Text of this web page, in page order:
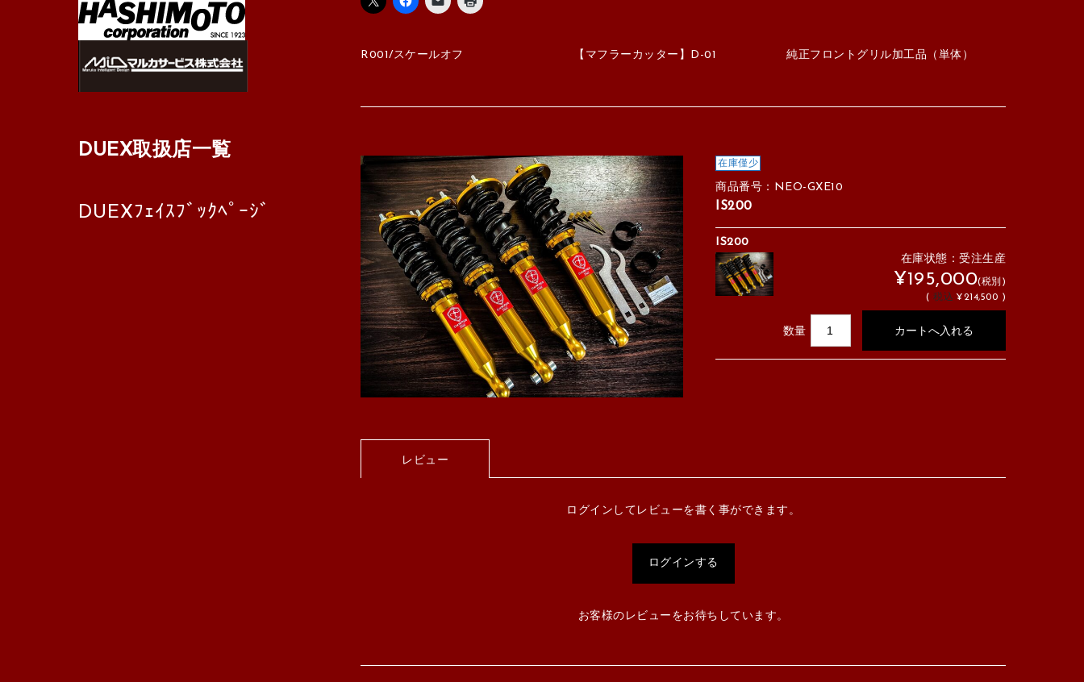
R001/スケールオフ 【マフラーカッター】D-01 純正フロントグリル加工品（単体）
在庫僅少
商品番号：NEO-GXE10
IS200
IS200
在庫状態：受注生産
¥195,000(税別)
( 税込 ¥214,500 )
数量
レビュー
ログインしてレビューを書く事ができます。
ログインする
お客様のレビューをお待ちしています。
DUEX取扱店一覧
DUEXﾌｪｲｽﾌﾞｯｸﾍﾟｰｼﾞ